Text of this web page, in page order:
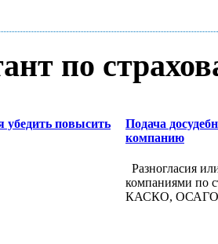
по
убедить повысить
Подача
компанию
Разногласия
компаниями по
КАСКО, ОСАГО –